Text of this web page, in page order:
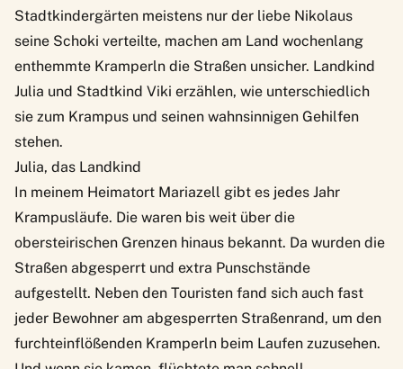
Stadtkindergärten meistens nur der liebe Nikolaus
seine Schoki verteilte, machen am Land wochenlang
enthemmte Kramperln die Straßen unsicher. Landkind
Julia und Stadtkind Viki erzählen, wie unterschiedlich
sie zum Krampus und seinen wahnsinnigen Gehilfen
stehen.
Julia, das Landkind
In meinem Heimatort Mariazell gibt es jedes Jahr
Krampusläufe. Die waren bis weit über die
obersteirischen Grenzen hinaus bekannt. Da wurden die
Straßen abgesperrt und extra Punschstände
aufgestellt. Neben den Touristen fand sich auch fast
jeder Bewohner am abgesperrten Straßenrand, um den
furchteinflößenden Kramperln beim Laufen zuzusehen.